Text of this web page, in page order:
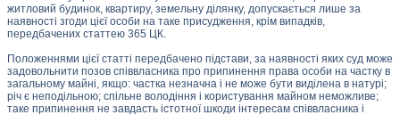
житловий будинок, квартиру, земельну ділянку, допускається лише за
наявності згоди цієї особи на таке присудження, крім випадків,
передбачених статтею 365 ЦК.
Положеннями цієї статті передбачено підстави, за наявності яких суд може
задовольнити позов співвласника про припинення права особи на частку в
загальному майні, якщо: частка незначна і не може бути виділена в натурі;
річ є неподільною; спільне володіння і користування майном неможливе;
таке припинення не завдасть істотної шкоди інтересам співвласника і